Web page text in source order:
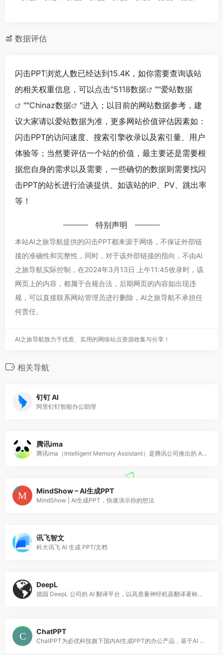
数据评估
闪击PPT浏览人数已经达到15.4K，如你需要查询该站
的相关权重信息，可以点击"5118数据 ""爱站数据
""Chinaz数据
"进入；以目前的网站数据参考，建
议大家请以爱站数据为准，更多网站价值评估因素如：
闪击PPT的访问速度、搜索引擎收录以及索引量、用户
体验等；当然要评估一个站的价值，最主要还是需要根
据您自身的需求以及需要，一些确切的数据则需要找闪
击PPT的站长进行洽谈提供。如该站的IP、PV、跳出率
等！
特别声明
本站AI之旅导航提供的闪击PPT都来源于网络，不保证外部链
接的准确性和完整性，同时，对于该外部链接的指向，不由AI
之旅导航实际控制，在2024年3月13日 上午11:45收录时，该
网页上的内容，都属于合规合法，后期网页的内容如出现违
规，可以直接联系网站管理员进行删除，AI之旅导航不承担任
何责任。
AI之旅导航致力于优质、实用的网络站点资源收集与分享！
相关导航
钉钉 AI
阿里钉钉智能办公助理
腾讯ima
腾讯ima（Intelligent Memory Assistant）是腾讯公司推出的 AI 知识管理与智能问答平台，核心功能是帮助用户建立个人或团队的 AI
MindShow – AI生成PPT
MindShow | AI生成PPT，快速演示你的想法
讯飞智文
科大讯飞 AI 生成 PPT/文档
DeepL
德国 DeepL 公司的 AI 翻译平台，以高质量神经机器翻译著称，支持 30 多种语言。
ChatPPT
ChatPPT为必优科技旗下国内AI生成PPT的办公产品，基于AI Chat指令式内容生成与创作，辅助职场办公人工更高效去创作PPT文档，目前接入超过350+指令集，可以在1分钟内完成全篇PPT生成、设计与排版。